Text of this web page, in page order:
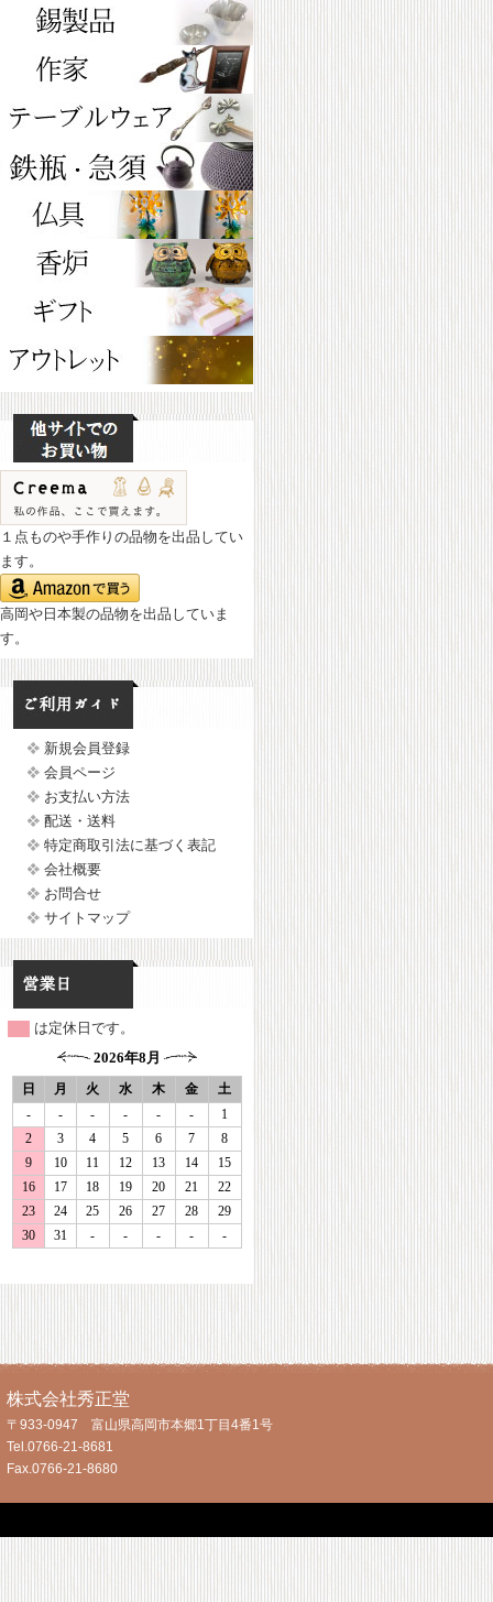
１点ものや手作りの品物を出品してい
ます。
高岡や日本製の品物を出品していま
す。
新規会員登録
会員ページ
お支払い方法
配送・送料
特定商取引法に基づく表記
会社概要
お問合せ
サイトマップ
は定休日です。
株式会社秀正堂
〒933-0947 富山県高岡市本郷1丁目4番1号
Tel.0766-21-8681
Fax.0766-21-8680